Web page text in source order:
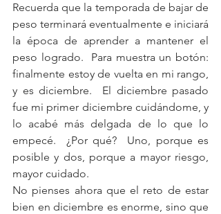
Recuerda que la temporada de bajar de
peso terminará eventualmente e iniciará
la época de aprender a mantener el
peso logrado.  Para muestra un botón:
finalmente estoy de vuelta en mi rango,
y es diciembre.  El diciembre pasado
fue mi primer diciembre cuidándome, y
lo acabé más delgada de lo que lo
empecé.  ¿Por qué?  Uno, porque es
posible y dos, porque a mayor riesgo,
mayor cuidado.
No pienses ahora que el reto de estar
bien en diciembre es enorme, sino que